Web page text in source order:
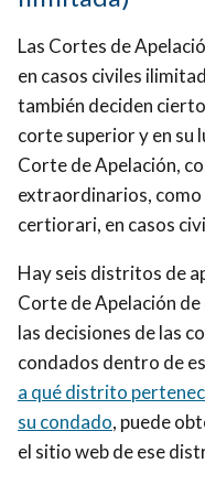
Las Cortes de
en casos civiles
también deciden
corte superior y en su
Corte de Apelación,
extraordinarios, como
certiorari, en casos
Hay seis distritos de
Corte de Apelación
las decisiones de las
condados dentro de
a qué distrito
su condado, puede
el sitio web de ese